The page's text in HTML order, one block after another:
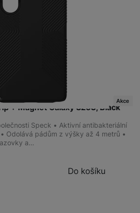
+ Magnet Galaxy S25U, Black
Akce
Speck • Aktivní antibakteriální
Odolává pádům z výšky až 4 metrů •
a…
Do košíku